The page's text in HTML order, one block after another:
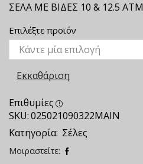
ΣΕΛΑ ΜΕ ΒΙΔΕΣ 10 & 12.5 ΑΤΜ
Επιλέξτε προϊόν
Εκκαθάριση
Επιθυμίες
SKU:025021090322ΜΑΙΝ
Κατηγορία: Σέλες
Μοιραστείτε: